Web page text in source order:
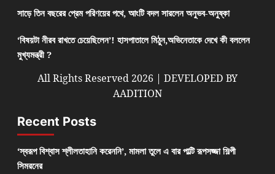
সাড়ে তিন বছরের প্রেম পরিণয়ের পথে, আংটি বদল সারলেন অনুভব-অনুষ্কা
‘বিষয়টা নীরব রাখতে চেয়েছিলেন’! হাসপাতালে মিঠুন,অভিনেতাকে দেখে কী বললেন
মুখ্যমন্ত্রী ?
All Rights Reserved 2026 | DEVELOPED BY
AADITION
Recent Posts
‘স্বরূপ বিশ্বাস শ্লীলতাহানি করেননি’, মামলা তুলে এ বার পাল্টি রূপসজ্জা শিল্পী
সিমরনের